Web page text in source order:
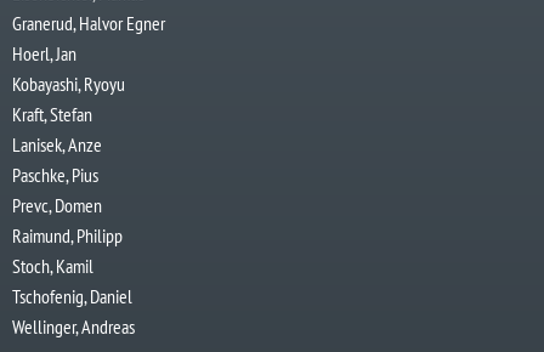
Granerud, Halvor Egner
Hoerl, Jan
Kobayashi, Ryoyu
Kraft, Stefan
Lanisek, Anze
Paschke, Pius
Prevc, Domen
Raimund, Philipp
Stoch, Kamil
Tschofenig, Daniel
Wellinger, Andreas